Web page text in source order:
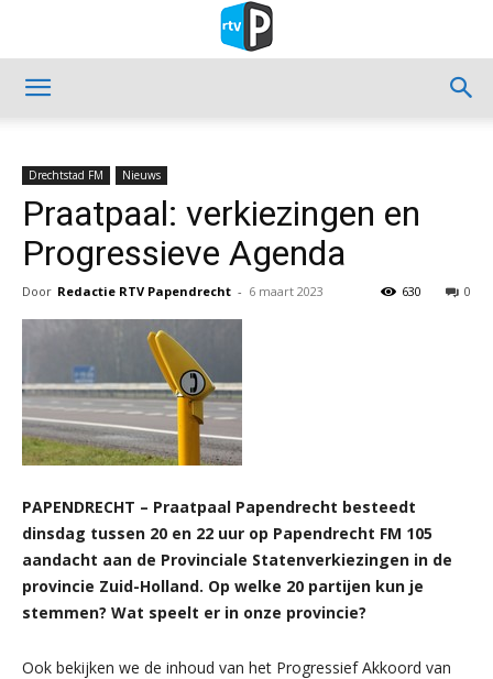
Drechtstad FM Nieuws
Praatpaal: verkiezingen en
Progressieve Agenda
Door Redactie RTV Papendrecht - 6 maart 2023 0
630
PAPENDRECHT – Praatpaal Papendrecht besteedt
dinsdag tussen 20 en 22 uur op Papendrecht FM 105
aandacht aan de Provinciale Statenverkiezingen in de
provincie Zuid-Holland. Op welke 20 partijen kun je
stemmen? Wat speelt er in onze provincie?
Ook bekijken we de inhoud van het Progressief Akkoord van